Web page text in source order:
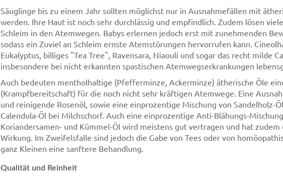
Säuglinge bis zu einem Jahr sollten möglichst nur in Ausnahmefällen mit
werden. Ihre Haut ist noch sehr durchlässig und empfindlich. Zudem lösen
Schleim in den Atemwegen. Babys erlernen jedoch erst mit zunehmenden
sodass ein Zuviel an Schleim ernste Atemstörungen hervorrufen kann.
Eukalyptus, billiges "Tea Tree", Ravensara, Niaouli und sogar das recht milde
insbesondere bei nicht erkannten spastischen Atemwegserkrankungen
Auch bedeuten mentholhaltige (Pfefferminze, Ackerminze) ätherische Öle
(Krampfbereitschaft) für die noch nicht sehr kräftigen Atemwege. Eine
und reinigende Rosenöl, sowie eine einprozentige Mischung von Sandelholz-
Calendula-Öl bei Milchschorf. Auch eine einprozentige Anti-Blähungs-
Koriandersamen- und Kümmel-Öl wird meistens gut vertragen und hat zudem
Wirkung. Im Zweifelsfalle sind jedoch die Gabe von Tees oder von
ganz Kleinen eine sanftere Behandlung.
Qualität und Reinheit